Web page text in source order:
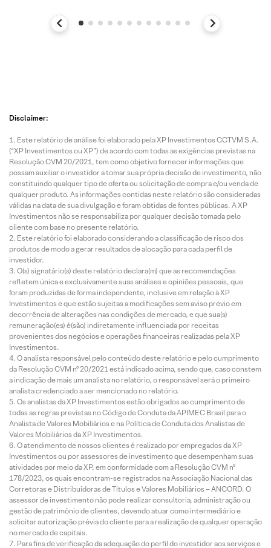
Disclaimer:
Este relatório de análise foi elaborado pela XP Investimentos CCTVM S.A.
(“XP Investimentos ou XP”) de acordo com todas as exigências previstas na
Resolução CVM 20/2021, tem como objetivo fornecer informações que
possam auxiliar o investidor a tomar sua própria decisão de investimento, não
constituindo qualquer tipo de oferta ou solicitação de compra e/ou venda de
qualquer produto. As informações contidas neste relatório são consideradas
válidas na data de sua divulgação e foram obtidas de fontes públicas. A XP
Investimentos não se responsabiliza por qualquer decisão tomada pelo
cliente com base no presente relatório.
Este relatório foi elaborado considerando a classificação de risco dos
produtos de modo a gerar resultados de alocação para cada perfil de
investidor.
O(s) signatário(s) deste relatório declara(m) que as recomendações
refletem única e exclusivamente suas análises e opiniões pessoais, que
foram produzidas de forma independente, inclusive em relação à XP
Investimentos e que estão sujeitas a modificações sem aviso prévio em
decorrência de alterações nas condições de mercado, e que sua(s)
remuneração(es) é(são) indiretamente influenciada por receitas
provenientes dos negócios e operações financeiras realizadas pela XP
Investimentos.
O analista responsável pelo conteúdo deste relatório e pelo cumprimento
da Resolução CVM nº 20/2021 está indicado acima, sendo que, caso constem
a indicação de mais um analista no relatório, o responsável será o primeiro
analista credenciado a ser mencionado no relatório.
Os analistas da XP Investimentos estão obrigados ao cumprimento de
todas as regras previstas no Código de Conduta da APIMEC Brasil para o
Analista de Valores Mobiliários e na Política de Conduta dos Analistas de
Valores Mobiliários da XP Investimentos.
O atendimento de nossos clientes é realizado por empregados da XP
Investimentos ou por assessores de investimento que desempenham suas
atividades por meio da XP, em conformidade com a Resolução CVM nº
178/2023, os quais encontram-se registrados na Associação Nacional das
Corretoras e Distribuidoras de Títulos e Valores Mobiliários – ANCORD. O
assessor de investimento não pode realizar consultoria, administração ou
gestão de patrimônio de clientes, devendo atuar como intermediário e
solicitar autorização prévia do cliente para a realização de qualquer operação
no mercado de capitais.
Para fins de verificação da adequação do perfil do investidor aos serviços e